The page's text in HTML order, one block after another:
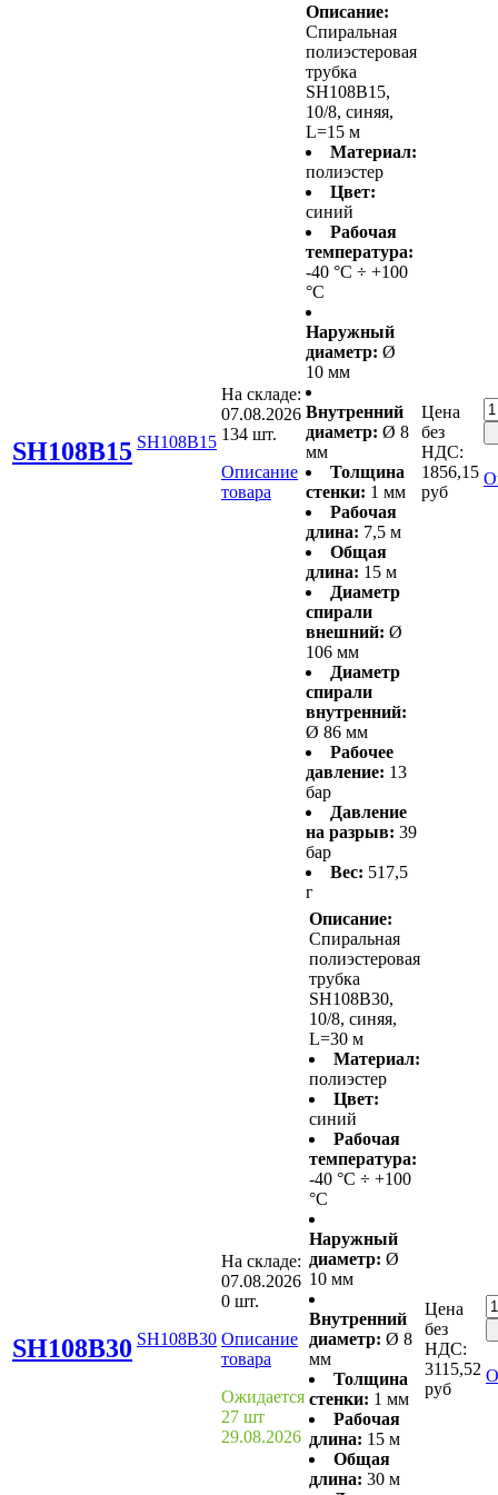
SH108B15 SH108B15
На складе:
07.08.2026
134 шт.
Описание
товара
Описание:
Спиральная
полиэстеровая
трубка
SH108B15,
10/8, синяя,
L=15 м
Материал:
полиэстер
Цвет:
синий
Рабочая
температура:
-40 °С ÷ +100
°С
Наружный
диаметр: Ø
10 мм
Внутренний
диаметр: Ø 8
мм
Толщина
стенки: 1 мм
Рабочая
длина: 7,5 м
Общая
длина: 15 м
Диаметр
спирали
внешний: Ø
106 мм
Диаметр
спирали
внутренний:
Ø 86 мм
Рабочее
давление: 13
бар
Давление
на разрыв: 39
бар
Вес: 517,5
г
Цена
без
НДС:
1856,15
руб
SH108B30 SH108B30
На складе:
07.08.2026
0 шт.
Описание
товара
Ожидается
27 шт
29.08.2026
Описание:
Спиральная
полиэстеровая
трубка
SH108B30,
10/8, синяя,
L=30 м
Материал:
полиэстер
Цвет:
синий
Рабочая
температура:
-40 °С ÷ +100
°С
Наружный
диаметр: Ø
10 мм
Внутренний
диаметр: Ø 8
мм
Толщина
стенки: 1 мм
Рабочая
длина: 15 м
Общая
длина: 30 м
Цена
без
НДС:
3115,52
руб